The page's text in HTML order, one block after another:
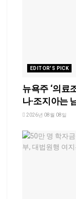
EDITOR'S PICK
뉴욕주 ‘의료
나·조지아는
2026년 08월 08일